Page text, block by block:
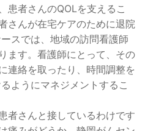
患者さんのQOLを支えるこ
さんが在宅ケアのために退院
スでは、地域の訪問看護師
ます。看護師にとって、その
連絡を取ったり、時間調整を
ようにマネジメントするこ
者さんと接しているわけです